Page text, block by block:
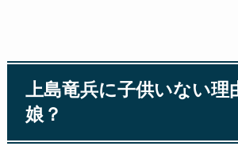
上島竜兵に子供いない理
娘？